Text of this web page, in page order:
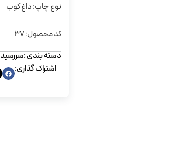
نوع چاپ: داغ کوب
کد محصول: 37
دسته بندی :سررسید
اشتراک گذاری: